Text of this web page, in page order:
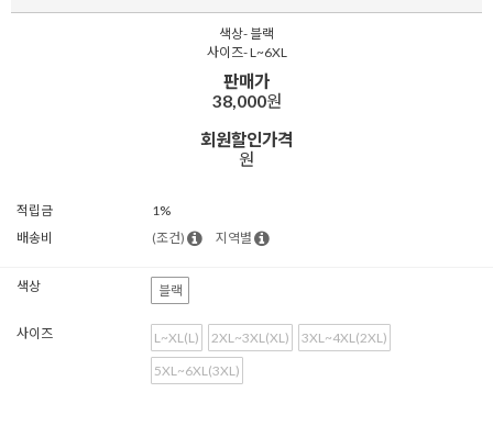
색상- 블랙
사이즈- L~6XL
판매가
38,000원
회원할인가격
원
적립금
1%
배송비
(조건) 지역별
색상 블랙
사이즈 L~XL(L) 2XL~3XL(XL)
3XL~4XL(2XL)
5XL~6XL(3XL)